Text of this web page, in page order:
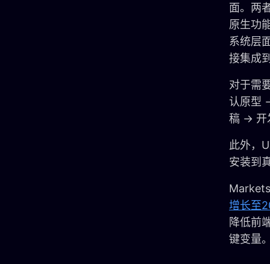
面。两
原生功
系统层
接集成
对于需
认原型
稿 → 开
此外，
安装到
增长至
降低前
键变量